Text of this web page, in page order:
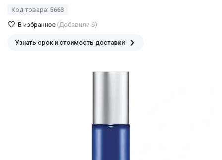
Код товара: 5663
В избранное (Добавили 6)
Узнать срок и стоимость доставки